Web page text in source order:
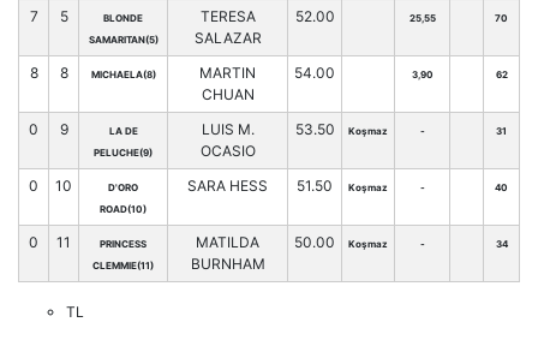
7 5
BLONDE
SAMARITAN(5)
TERESA
SALAZAR
52.00 25,55 70
8 8 MICHAELA(8)
MARTIN
CHUAN
54.00 3,90 62
0 9
LA DE
PELUCHE(9)
LUIS M.
OCASIO
53.50 Koşmaz - 31
0 10
D'ORO
ROAD(10)
SARA HESS 51.50 Koşmaz - 40
0 11
PRINCESS
CLEMMIE(11)
MATILDA
BURNHAM
50.00 Koşmaz - 34
TL